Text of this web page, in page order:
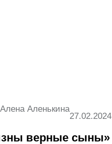
Алена Аленькина
27.02.2024
верные сыны»